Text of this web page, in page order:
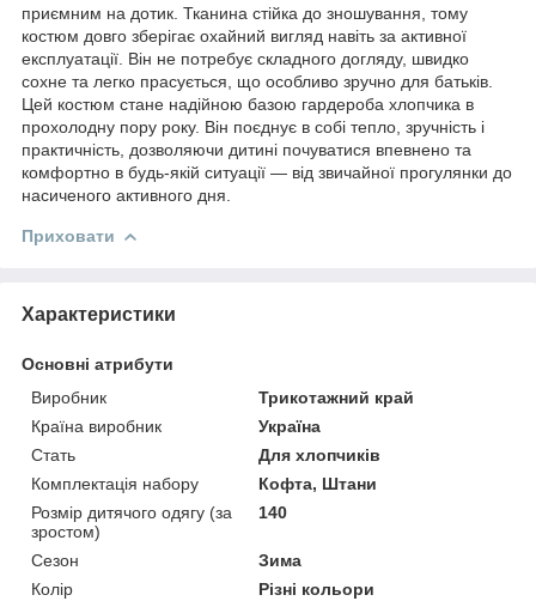
приємним на дотик. Тканина стійка до зношування, тому
костюм довго зберігає охайний вигляд навіть за активної
експлуатації. Він не потребує складного догляду, швидко
сохне та легко прасується, що особливо зручно для батьків.
Цей костюм стане надійною базою гардероба хлопчика в
прохолодну пору року. Він поєднує в собі тепло, зручність і
практичність, дозволяючи дитині почуватися впевнено та
комфортно в будь-якій ситуації — від звичайної прогулянки до
насиченого активного дня.
Приховати
Характеристики
Основні атрибути
Виробник
Трикотажний край
Країна виробник
Україна
Стать
Для хлопчиків
Комплектація набору
Кофта, Штани
Розмір дитячого одягу (за
зростом)
140
Сезон
Зима
Колір
Різні кольори